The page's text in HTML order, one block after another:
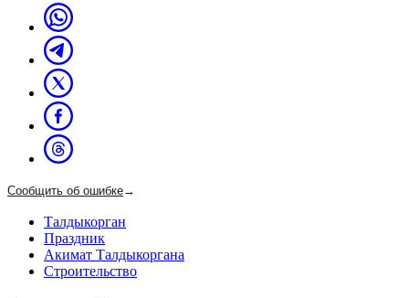
Сообщить об ошибке→
Талдыкорган
Праздник
Акимат Талдыкоргана
Строительство